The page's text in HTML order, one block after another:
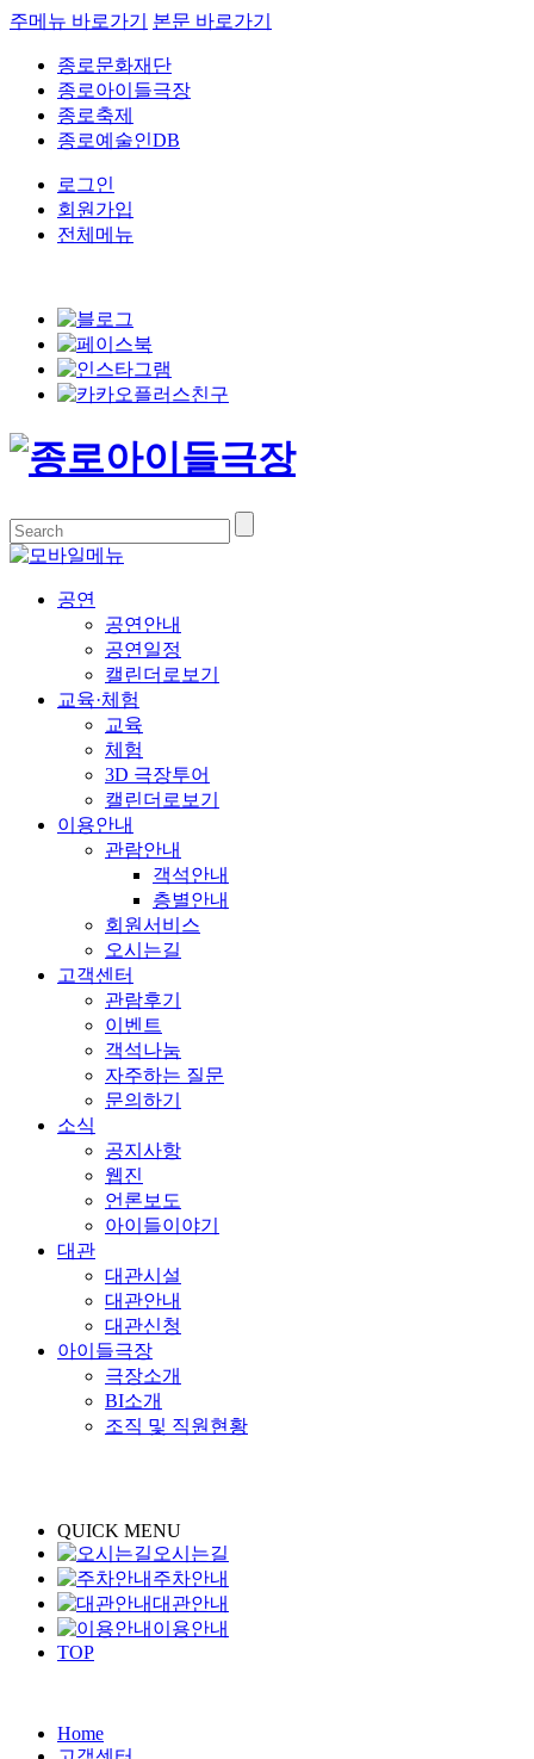
주메뉴 바로가기 본문 바로가기
종로문화재단
종로아이들극장
종로축제
종로예술인DB
로그인
회원가입
전체메뉴
공연
공연안내
공연일정
캘린더로보기
교육·체험
교육
체험
3D 극장투어
캘린더로보기
이용안내
관람안내
객석안내
층별안내
회원서비스
오시는길
고객센터
관람후기
이벤트
객석나눔
자주하는 질문
문의하기
소식
공지사항
웹진
언론보도
아이들이야기
대관
대관시설
대관안내
대관신청
아이들극장
극장소개
BI소개
조직 및 직원현황
QUICK MENU
오시는길
주차안내
대관안내
이용안내
TOP
Home